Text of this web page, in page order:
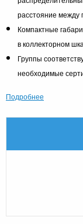
расстояние
Компактные
в коллекторном
Группы
необходимые
Подробнее